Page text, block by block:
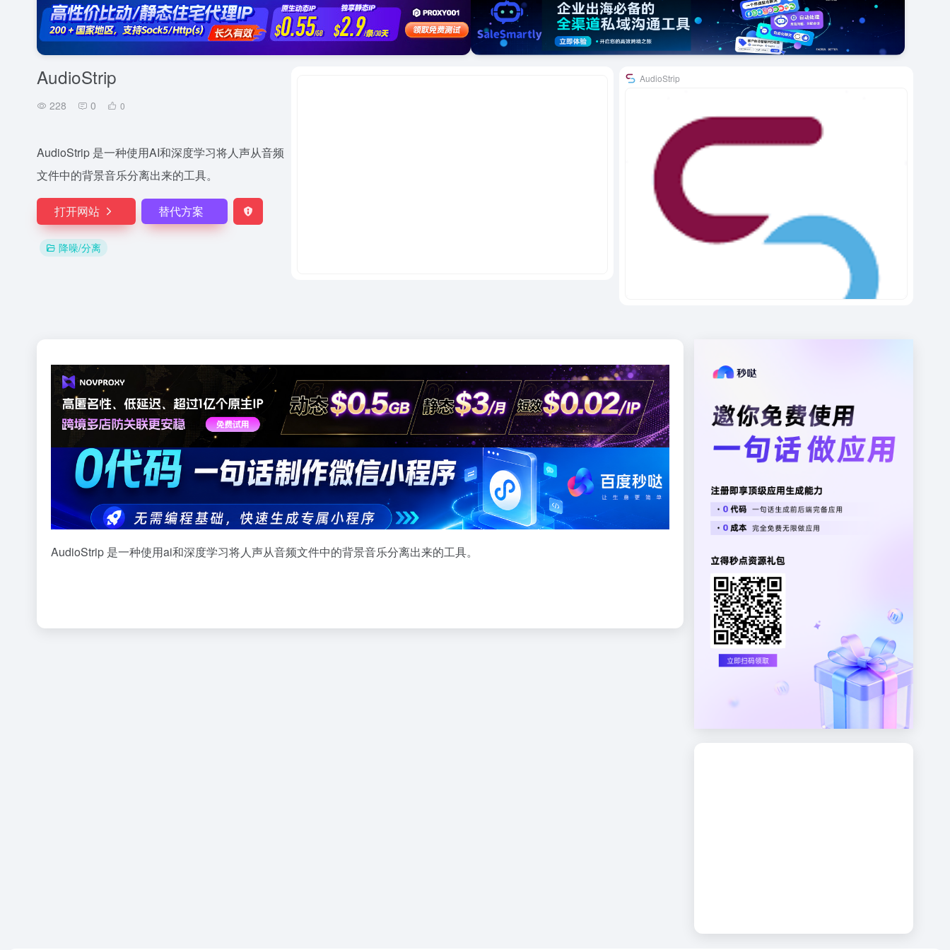
AudioStrip
228 0 0
AudioStrip 是一种使用AI和深度学习将人声从音频
文件中的背景音乐分离出来的工具。
打开网站 替代方案
降噪/分离
AudioStrip
AudioStrip 是一种使用ai和深度学习将人声从音频文件中的背景音乐分离出来的工具。